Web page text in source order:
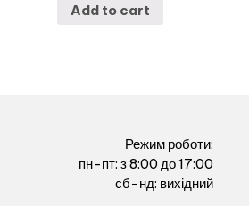
Add to cart
Режим роботи:
пн-пт: з 8:00 до 17:00
сб-нд: вихідний